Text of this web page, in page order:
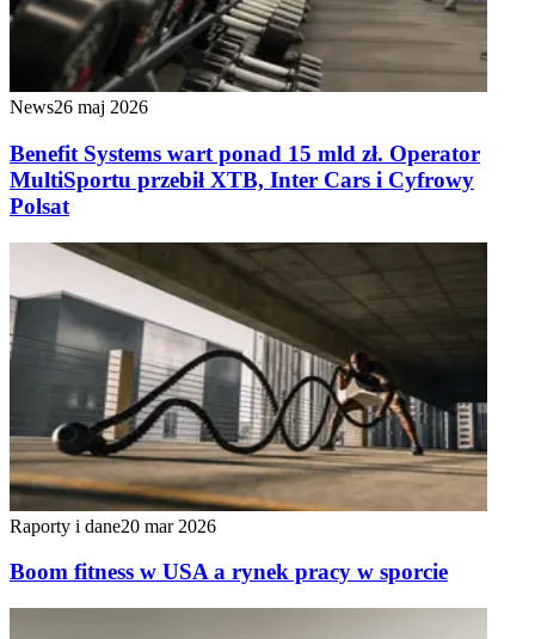
News26 maj 2026
Benefit Systems wart ponad 15 mld zł. Operator
MultiSportu przebił XTB, Inter Cars i Cyfrowy
Polsat
Raporty i dane20 mar 2026
Boom fitness w USA a rynek pracy w sporcie